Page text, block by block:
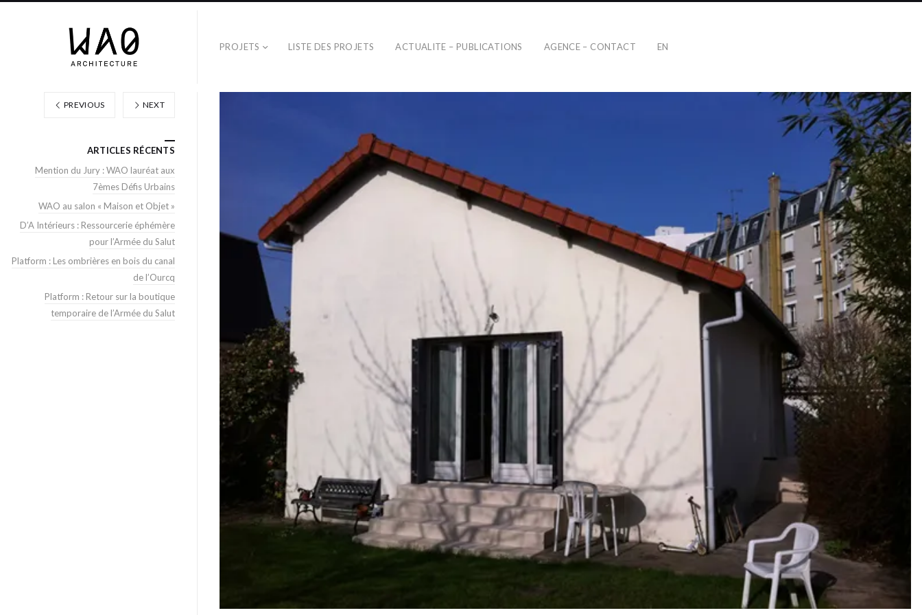
PROJETS LISTE DES PROJETS ACTUALITE – PUBLICATIONS AGENCE – CONTACT EN
PREVIOUS NEXT
ARTICLES RÉCENTS
Mention du Jury : WAO lauréat aux
7èmes Défis Urbains
WAO au salon « Maison et Objet »
D’A Intérieurs : Ressourcerie éphémère
pour l’Armée du Salut
Platform : Les ombrières en bois du canal
de l’Ourcq
Platform : Retour sur la boutique
temporaire de l’Armée du Salut